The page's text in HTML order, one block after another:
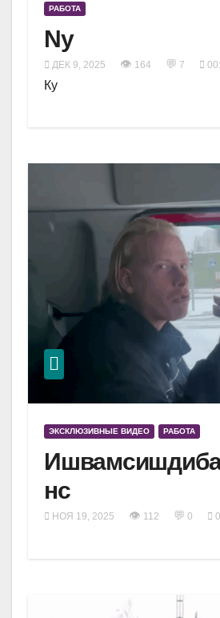
РАБОТА
Ny
ДЕК 9, 2025 👁 164 💬 7
Ку
ЭКСКЛЮЗИВНЫЕ ВИДЕО РАБОТА
нс
НОЯ 19, 2025 👁 112 💬 0